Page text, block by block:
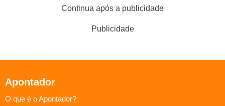
Continua após a publicidade
Publicidade
Apontador
O que é o Apontador?